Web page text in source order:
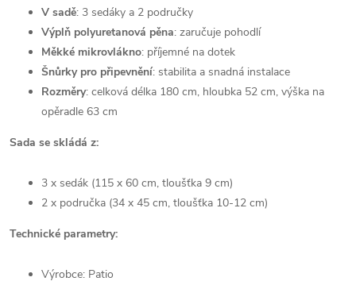
V sadě: 3 sedáky a 2 područky
Výplň polyuretanová pěna: zaručuje pohodlí
Měkké mikrovlákno: příjemné na dotek
Šnůrky pro připevnění: stabilita a snadná instalace
Rozměry: celková délka 180 cm, hloubka 52 cm, výška na
opěradle 63 cm
Sada se skládá z:
3 x sedák (115 x 60 cm, tloušťka 9 cm)
2 x područka (34 x 45 cm, tloušťka 10-12 cm)
Technické parametry:
Výrobce: Patio